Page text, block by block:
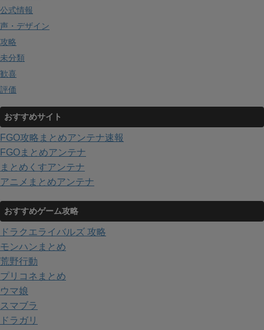
公式情報
声・デザイン
攻略
未分類
歓喜
評価
おすすめサイト
FGO攻略まとめアンテナ速報
FGOまとめアンテナ
まとめくすアンテナ
アニメまとめアンテナ
おすすめゲーム攻略
ドラクエライバルズ 攻略
モンハンまとめ
荒野行動
プリコネまとめ
ウマ娘
スマブラ
ドラガリ